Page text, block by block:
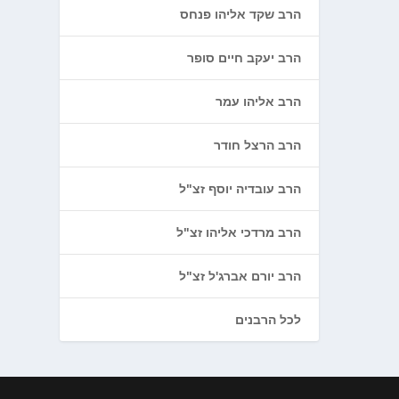
הרב שקד אליהו פנחס
הרב יעקב חיים סופר
הרב אליהו עמר
הרב הרצל חודר
הרב עובדיה יוסף זצ"ל
הרב מרדכי אליהו זצ"ל
הרב יורם אברג'ל זצ"ל
לכל הרבנים